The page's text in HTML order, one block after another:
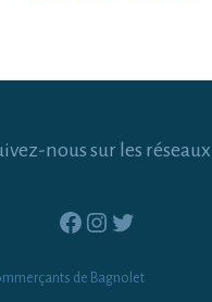
nous sur les réseaux
Facebook
Instagram
Twitter
de Bagnolet